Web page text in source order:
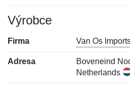
Výrobce
Firma Van Os
Adresa
Boveneind
Netherlands